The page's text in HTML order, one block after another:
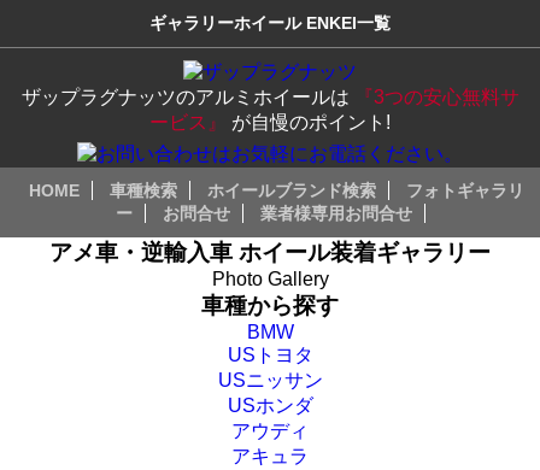
ギャラリーホイール ENKEI一覧
ザップラグナッツのアルミホイールは
『3つの安心無料サ
ービス』 が自慢のポイント!
HOME 車種検索 ホイールブランド検索
フォトギャラリ
ー
お問合せ 業者様専用お問合せ
アメ車・逆輸入車 ホイール装着ギャラリー
Photo Gallery
車種から探す
BMW
USトヨタ
USニッサン
USホンダ
アウディ
アキュラ